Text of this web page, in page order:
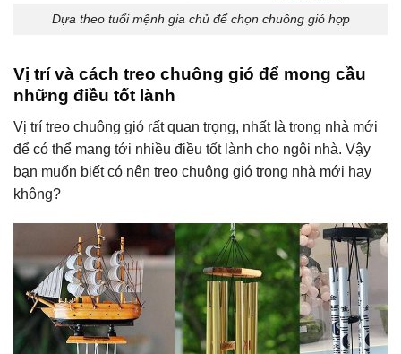
Dựa theo tuổi mệnh gia chủ để chọn chuông gió hợp
Vị trí và cách treo chuông gió để mong cầu
những điều tốt lành
Vị trí treo chuông gió rất quan trọng, nhất là trong nhà mới
để có thể mang tới nhiều điều tốt lành cho ngôi nhà. Vậy
bạn muốn biết có nên treo chuông gió trong nhà mới hay
không?